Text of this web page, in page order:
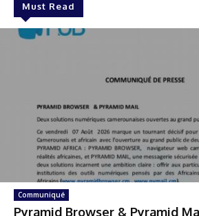
Must Read
Communiqué
Pyramid Browser & Pyramid